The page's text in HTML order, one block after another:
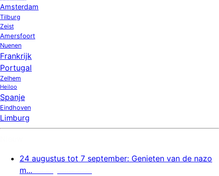
Amsterdam
Tilburg
Zeist
Amersfoort
Nuenen
Frankrijk
Portugal
Zelhem
Heiloo
Spanje
Eindhoven
Limburg
24 augustus tot 7 september: Genieten van de nazo
m...